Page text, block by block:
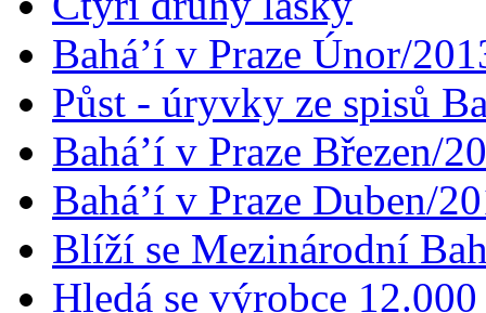
Bahá’í v Praze Únor/
Půst - úryvky ze spisů
Bahá’í v Praze Březen/
Bahá’í v Praze Duben/
Blíží se Mezinárodní
Hledá se výrobce